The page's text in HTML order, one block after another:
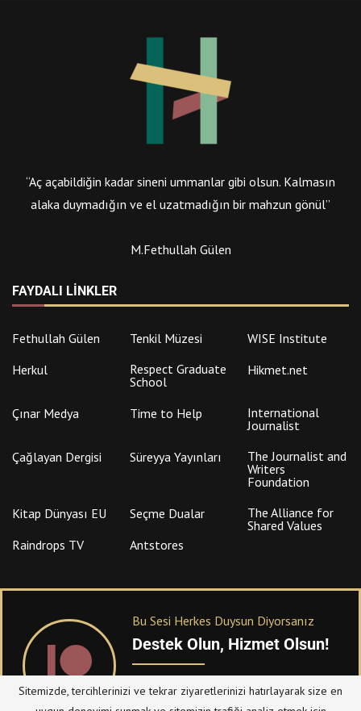
“Aç açabildiğin kadar sineni ummanlar gibi olsun. Kalmasın
alaka duymadığın ve el uzatmadığın bir mahzun gönül”
M.Fethullah Gülen
FAYDALI LINKLER
Fethullah Gülen Tenkil Müzesi
WISE Institute
Herkul
Respect Graduate
School
Hikmet.net
Çınar Medya Time to Help
International
Journalist
Çağlayan Dergisi
Süreyya Yayınları
The Journalist and
Writers
Foundation
Kitap Dünyası EU
Seçme Dualar
The Alliance for
Shared Values
Raindrops TV
Antstores
Bu Sesi Herkes Duysun Diyorsanız
Destek Olun, Hizmet Olsun!
PATREONüzerinden sitemize bağışta
Sitemizde, tercihlerinizi ve tekrar ziyaretlerinizi hatırlayarak size en